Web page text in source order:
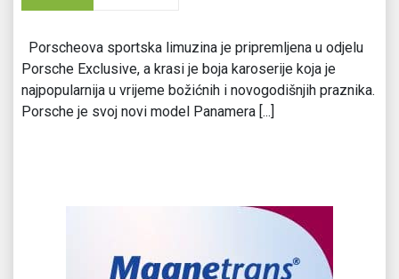
Porscheova sportska limuzina je pripremljena u odjelu
Porsche Exclusive, a krasi je boja karoserije koja je
najpopularnija u vrijeme božićnih i novogodišnjih praznika.
Porsche je svoj novi model Panamera [...]